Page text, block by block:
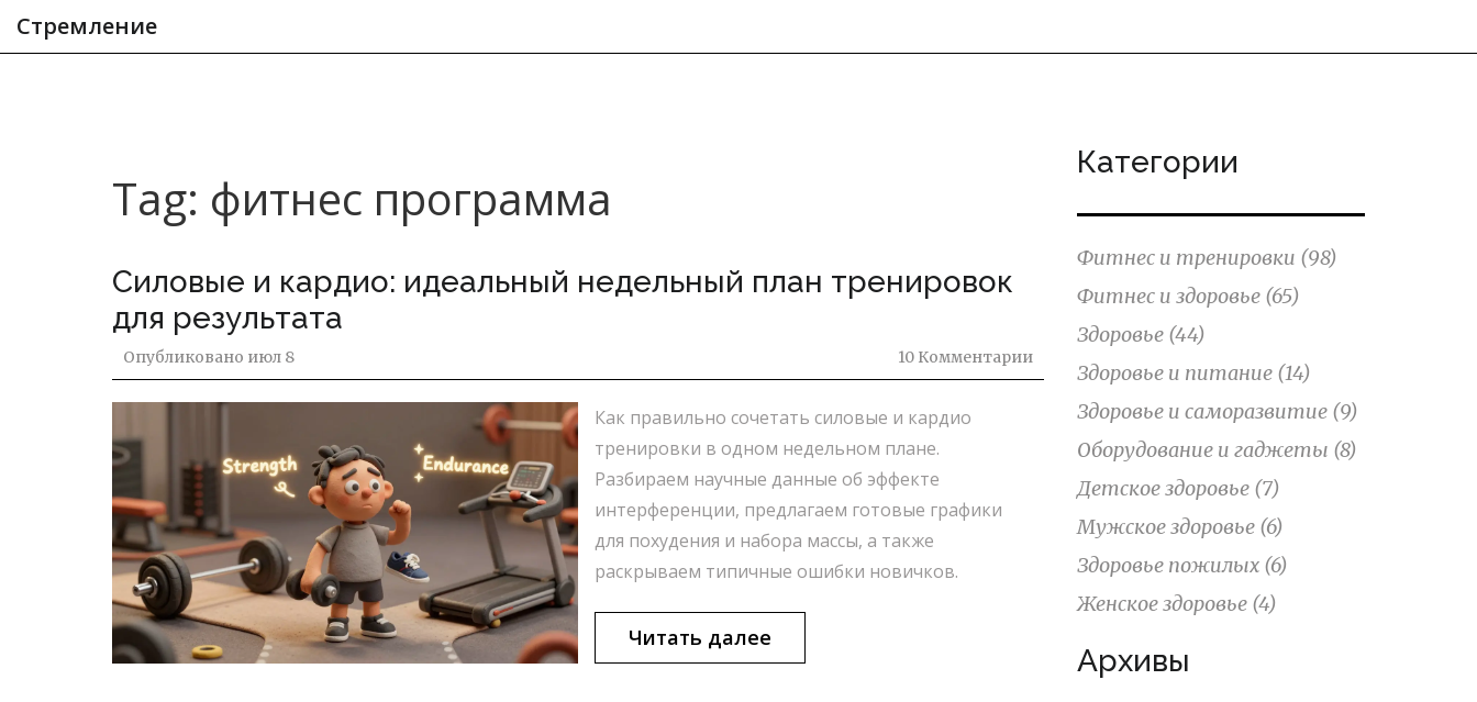
Стремление
Tag: фитнес программа
Силовые и кардио: идеальный недельный план тренировок
для результата
Опубликовано июл 8 10 Комментарии
Как правильно сочетать силовые и кардио
тренировки в одном недельном плане.
Разбираем научные данные об эффекте
интерференции, предлагаем готовые графики
для похудения и набора массы, а также
раскрываем типичные ошибки новичков.
Читать далее
Категории
Фитнес и тренировки (98)
Фитнес и здоровье (65)
Здоровье (44)
Здоровье и питание (14)
Здоровье и саморазвитие (9)
Оборудование и гаджеты (8)
Детское здоровье (7)
Мужское здоровье (6)
Здоровье пожилых (6)
Женское здоровье (4)
Архивы